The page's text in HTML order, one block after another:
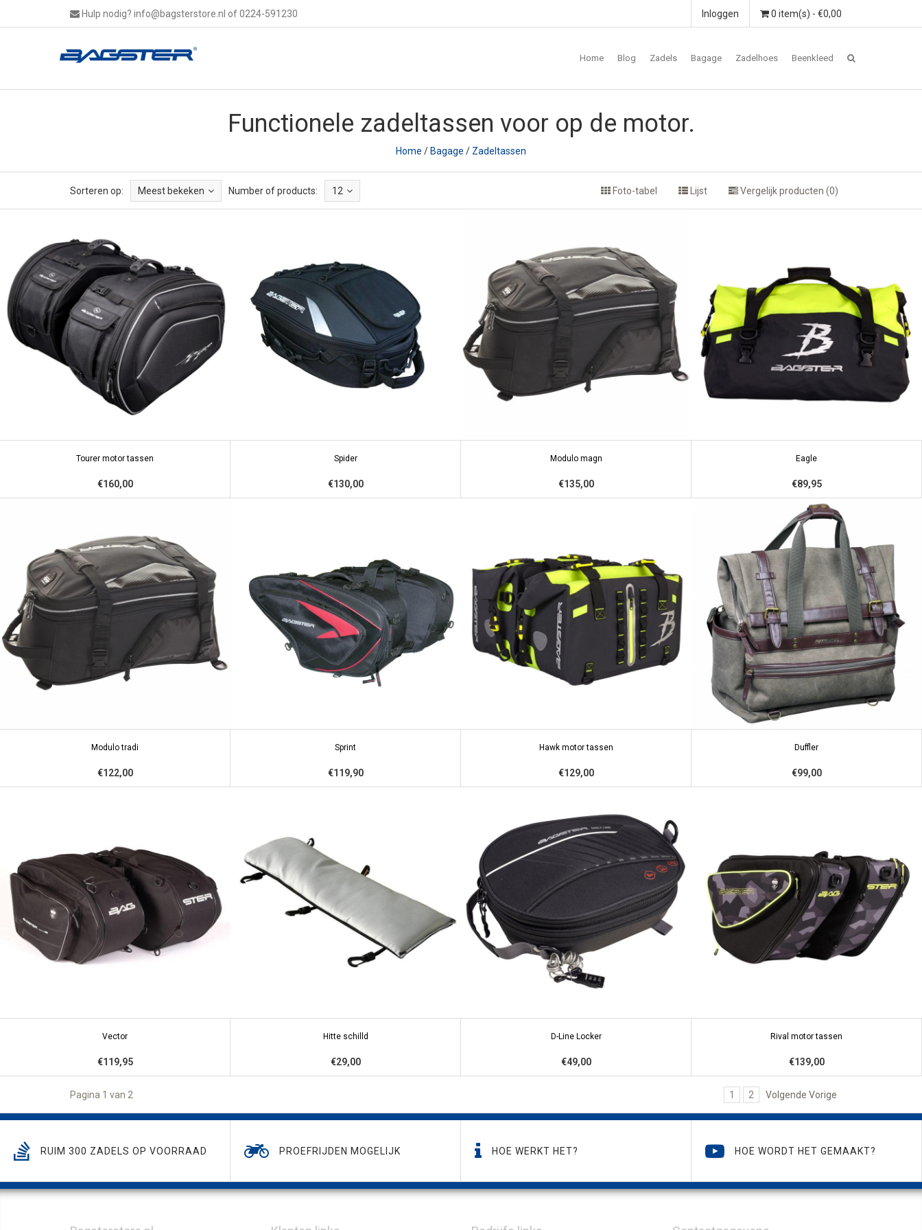
Hulp nodig? info@bagsterstore.nl of 0224-591230 0 item(s) - €0,00
Inloggen
Home Blog Zadels Bagage Zadelhoes Beenkleed
Functionele zadeltassen voor op de motor.
Home /Bagage / Zadeltassen
Sorteren op: Meest bekeken Number of products: 12 Foto-tabel Lijst Vergelijk producten (0)
Tourer motor tassen
€160,00
Spider
€130,00
Modulo magn
€135,00
Eagle
€89,95
Modulo tradi
€122,00
Sprint
€119,90
Hawk motor tassen
€129,00
Duffler
€99,00
Vector
€119,95
Hitte schilld
€29,00
D-Line Locker
€49,00
Rival motor tassen
€139,00
Pagina 1 van 2 1 2 Volgende Vorige
RUIM 300 ZADELS OP VOORRAAD PROEFRIJDEN MOGELIJK HOE WERKT HET? HOE WORDT HET GEMAAKT?